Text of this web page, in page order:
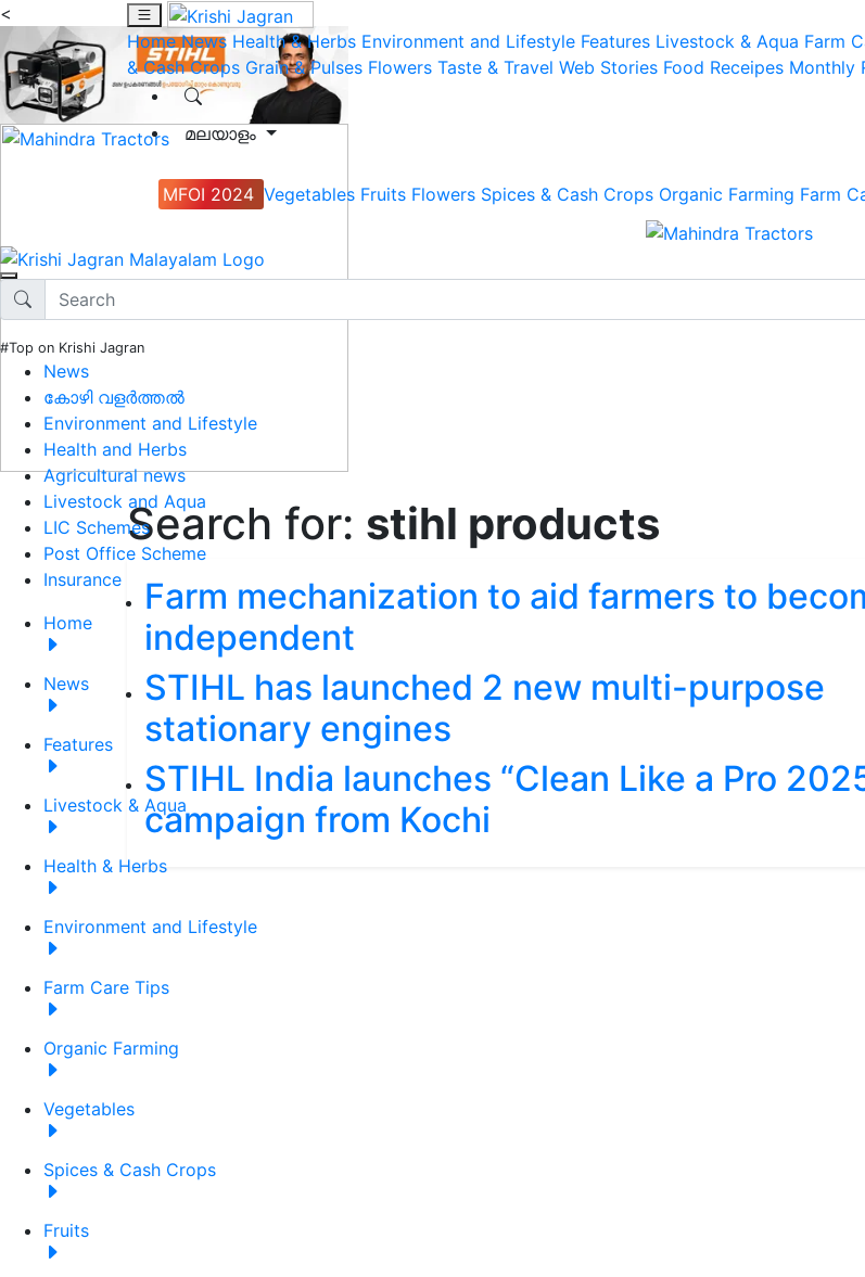
<
Home News Health & Herbs Environment and Lifestyle Features Livestock & Aqua Farm
& Cash Crops Grain & Pulses Flowers Taste & Travel Web Stories Food Receipes Monthly
മലയാളം
MFOI 2024 Vegetables Fruits Flowers Spices & Cash Crops Organic Farming Farm
#Top on Krishi Jagran
News
കോഴി വളർത്തൽ
Environment and Lifestyle
Health and Herbs
Agricultural news
Livestock and Aqua
LIC Schemes
Post Office Scheme
Insurance
Home
News
Features
Livestock & Aqua
Health & Herbs
Environment and Lifestyle
Farm Care Tips
Organic Farming
Vegetables
Spices & Cash Crops
Fruits
Search for: stihl products
Farm mechanization to aid farmers to
independent
STIHL has launched 2 new multi-purpose
stationary engines
STIHL India launches “Clean Like a Pro
campaign from Kochi